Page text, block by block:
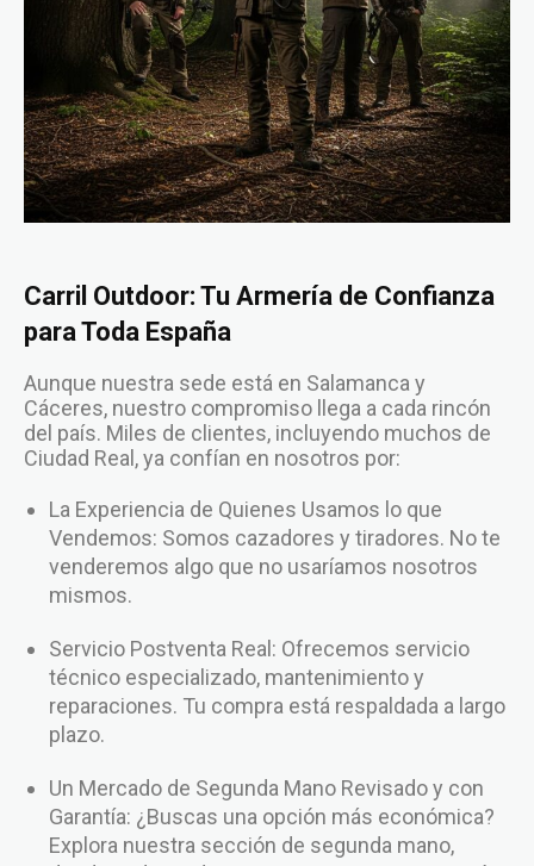
Carril Outdoor: Tu Armería de Confianza
para Toda España
Aunque nuestra sede está en Salamanca y
Cáceres, nuestro compromiso llega a cada rincón
del país. Miles de clientes, incluyendo muchos de
Ciudad Real, ya confían en nosotros por:
La Experiencia de Quienes Usamos lo que
Vendemos: Somos cazadores y tiradores. No te
venderemos algo que no usaríamos nosotros
mismos.
Servicio Postventa Real: Ofrecemos servicio
técnico especializado, mantenimiento y
reparaciones. Tu compra está respaldada a largo
plazo.
Un Mercado de Segunda Mano Revisado y con
Garantía: ¿Buscas una opción más económica?
Explora nuestra sección de segunda mano,